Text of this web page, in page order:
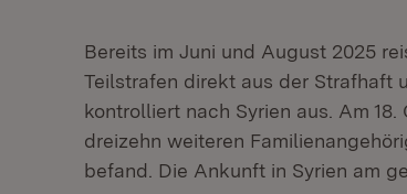
Bereits im Juni und August 2025
Teilstrafen direkt aus der Strafhaft
kontrolliert nach Syrien aus. Am
dreizehn weiteren
befand. Die Ankunft in Syrien am